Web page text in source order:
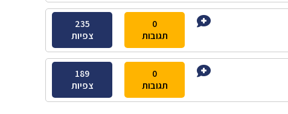
0
תגובות
235
צפיות
0
תגובות
189
צפיות